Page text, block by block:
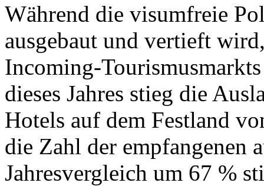
Während die visumfreie
ausgebaut und vertieft
Incoming-
dieses Jahres stieg die
Hotels auf dem Festland
die Zahl der empfangenen
Jahresvergleich um 67 %